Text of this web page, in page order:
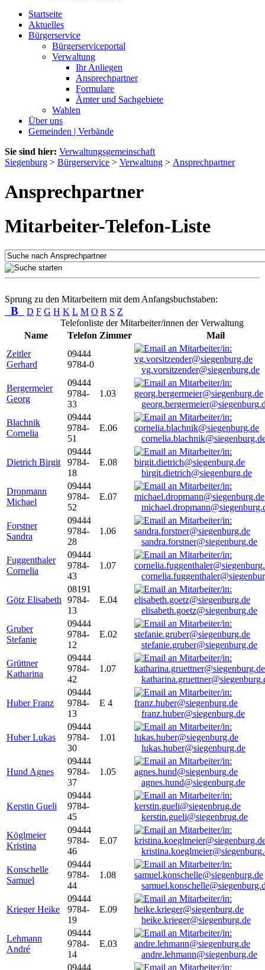
Startseite
Aktuelles
Bürgerservice
Bürgerserviceportal
Verwaltung
Ihr Anliegen
Ansprechpartner
Formulare
Ämter und Sachgebiete
Wahlen
Über uns
Gemeinden | Verbände
Sie sind hier: Verwaltungsgemeinschaft
Siegenburg > Bürgerservice > Verwaltung > Ansprechpartner
Ansprechpartner
Mitarbeiter-Telefon-Liste
Sprung zu den Mitarbeitern mit dem Anfangsbuchstaben:
B D F G H K L M O R S Z
Telefonliste der Mitarbeiter/innen der Verwaltung
Name
Telefon Zimmer
Mail
Zeitler
Gerhard
09444
9784-0
vg.vorsitzender@siegenburg.de
Bergermeier
Georg
09444
9784-
33
1.03
Blachnik
Cornelia
09444
9784-
51
E.06
Dietrich Birgit
09444
9784-
18
E.08
birgit.dietrich@siegenburg.de
Dropmann
Michael
09444
9784-
52
E.07
Forstner
Sandra
09444
9784-
28
1.06
sandra.forstner@siegenburg.de
Fuggenthaler
Cornelia
09444
9784-
43
1.07
Götz Elisabeth
08191
9784-
13
E.04
elisabeth.goetz@siegenburg.de
Gruber
Stefanie
09444
9784-
12
E.02
stefanie.gruber@siegenburg.de
Grüttner
Katharina
09444
9784-
42
1.07
Huber Franz
09444
9784-
13
E 4
franz.huber@siegenburg.de
Huber Lukas
09444
9784-
30
1.01
lukas.huber@siegenburg.de
Hund Agnes
09444
9784-
37
1.05
agnes.hund@siegenburg.de
Kerstin Gueli
09444
9784-
45
kerstin.gueli@siegenbrug.de
Köglmeier
Kristina
09444
9784-
46
E.07
Konschelle
Samuel
09444
9784-
44
1.08
Krieger Heike
09444
9784-
19
E.09
heike.krieger@siegenburg.de
Lehmann
André
09444
9784-
14
E.03
andre.lehmann@siegenburg.de
09444